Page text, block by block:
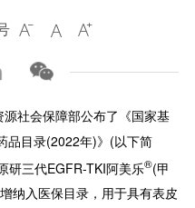
  
社会保障部公布了《国家基
品目录(2022年)》(以下简
研三代EGFR-TKI阿美乐®(甲
纳入医保目录，用于具有表皮